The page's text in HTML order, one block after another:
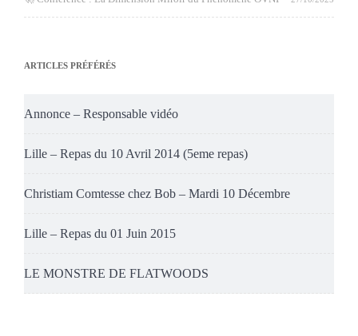
ARTICLES PRÉFÉRÉS
Annonce – Responsable vidéo
Lille – Repas du 10 Avril 2014 (5eme repas)
Christiam Comtesse chez Bob – Mardi 10 Décembre
Lille – Repas du 01 Juin 2015
LE MONSTRE DE FLATWOODS